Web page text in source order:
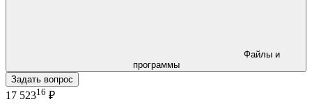
программы
Задать вопрос
17 52316 ₽